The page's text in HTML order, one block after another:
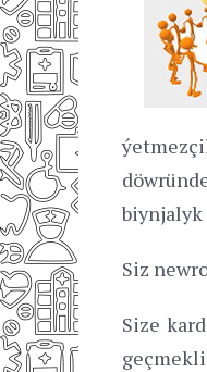
biynjalyk
Siz
Size